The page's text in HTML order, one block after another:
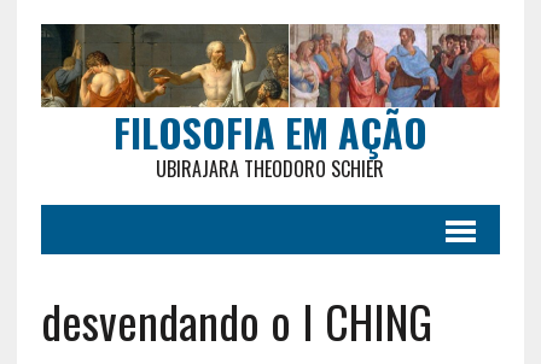
FILOSOFIA EM AÇÃO
UBIRAJARA THEODORO SCHIER
desvendando o I CHING